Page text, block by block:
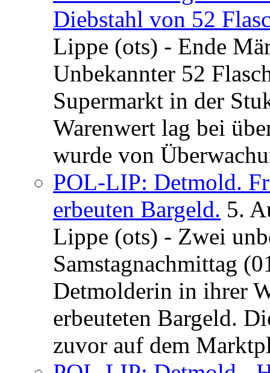
Diebstahl von 52
Lippe (ots) - Ende
Unbekannter 52
Supermarkt in der
Warenwert lag bei
wurde von
POL-LIP: Detmold.
erbeuten Bargeld. 5.
Lippe (ots) - Zwei
Samstagnachmittag
Detmolderin in ihrer
erbeuteten Bargeld.
zuvor auf dem